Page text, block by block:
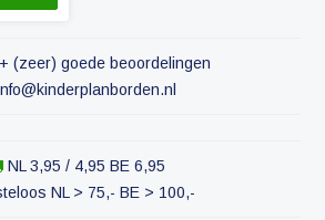
(zeer) goede beoordelingen
NL 3,95 / 4,95 BE 6,95
NL > 75,- BE > 100,-